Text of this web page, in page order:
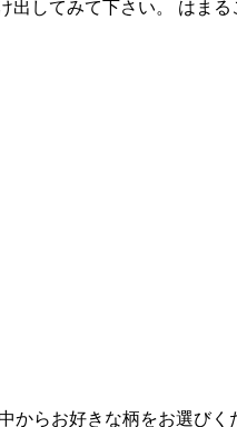
してみて下さい。 はまる
からお好きな柄をお選びく